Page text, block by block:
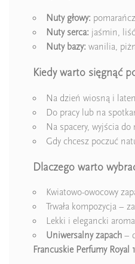
Nuty głowy:
Nuty serca: jaśmin,
Nuty bazy: wanilia,
Kiedy warto sięgnąć
Na dzień wiosną i
Do pracy lub na
Na spacery, wyjścia
Gdy chcesz poczuć
Dlaczego warto
Kwiatowo-owocowy
Trwała kompozycja –
Lekki i elegancki
Uniwersalny zapach –
Francuskie Perfumy Royal